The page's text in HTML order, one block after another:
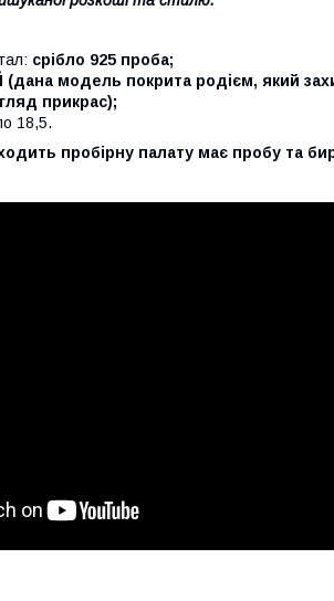
срібло 925 проба;
модель покрита родієм, який
прикрас);
18,5.
пробірну палату має пробу та